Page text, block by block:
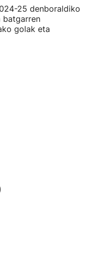
25 denboraldiko
batgarren
golak eta